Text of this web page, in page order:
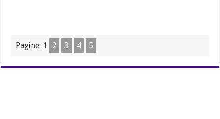
Pagine: 1 2 3 4 5